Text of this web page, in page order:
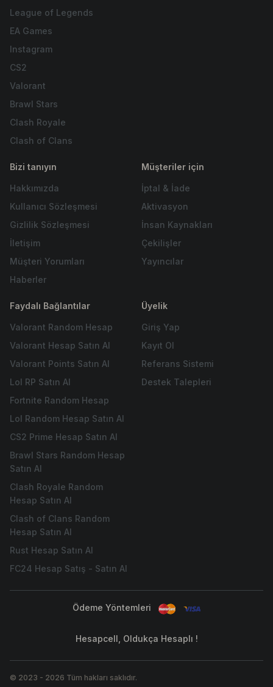
League of Legends
EA Games
Instagram
CS2
Valorant
Brawl Stars
Clash Royale
Clash of Clans
Bizi tanıyın
Hakkımızda
Kullanıcı Sözleşmesi
Gizlilik Sözleşmesi
İletişim
Müşteri Yorumları
Haberler
Müşteriler için
İptal & İade
Aktivasyon
İnsan Kaynakları
Çekilişler
Yayıncılar
Faydalı Bağlantılar
Valorant Random Hesap
Valorant Hesap Satın Al
Valorant Points Satın Al
Lol RP Satın Al
Fortnite Random Hesap
Lol Random Hesap Satın Al
CS2 Prime Hesap Satın Al
Brawl Stars Random Hesap
Satın Al
Clash Royale Random
Hesap Satın Al
Clash of Clans Random
Hesap Satın Al
Rust Hesap Satın Al
FC24 Hesap Satış - Satın Al
Üyelik
Giriş Yap
Kayıt Ol
Referans Sistemi
Destek Talepleri
Ödeme Yöntemleri
Hesapcell, Oldukça Hesaplı !
© 2023 - 2026 Tüm hakları saklıdır.